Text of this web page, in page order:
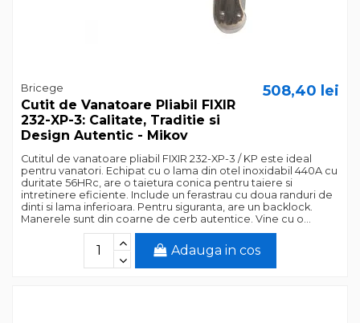
Bricege
Cutit de Vanatoare Pliabil FIXIR
232-XP-3: Calitate, Traditie si
Design Autentic - Mikov
508,40 lei
Cutitul de vanatoare pliabil FIXIR 232-XP-3 / KP este ideal
pentru vanatori. Echipat cu o lama din otel inoxidabil 440A cu
duritate 56HRc, are o taietura conica pentru taiere si
intretinere eficiente. Include un ferastrau cu doua randuri de
dinti si lama inferioara. Pentru siguranta, are un backlock.
Manerele sunt din coarne de cerb autentice. Vine cu o...
Adauga in cos